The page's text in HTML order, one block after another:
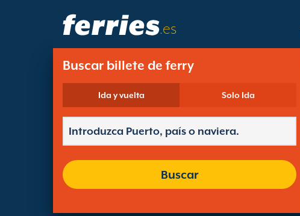
.es
Buscar billete de ferry
Ida y vuelta Solo Ida
Buscar